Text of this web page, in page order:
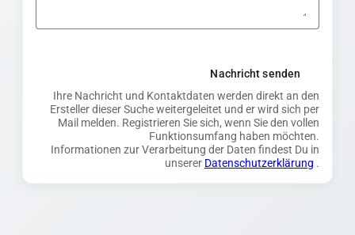
Nachricht senden
Ihre Nachricht und Kontaktdaten werden direkt an den
Ersteller dieser Suche weitergeleitet und er wird sich per
Mail melden. Registrieren Sie sich, wenn Sie den vollen
Funktionsumfang haben möchten.
Informationen zur Verarbeitung der Daten findest Du in
unserer Datenschutzerklärung .